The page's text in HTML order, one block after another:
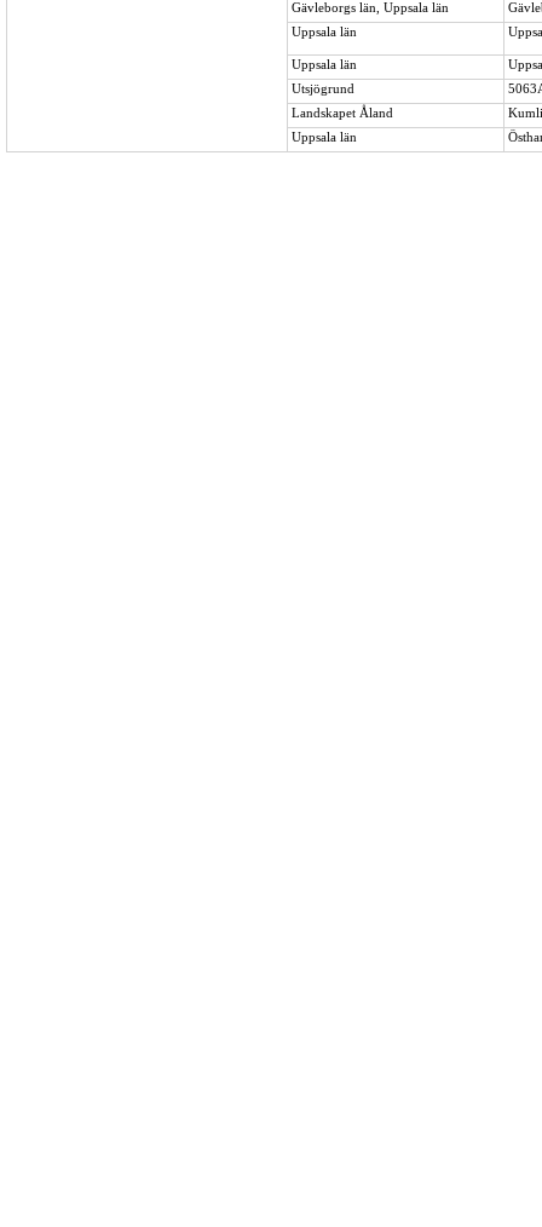
Gävleborgs län, Uppsala län
Uppsala län
Uppsala län
Utsjögrund
Landskapet Åland
Uppsala län